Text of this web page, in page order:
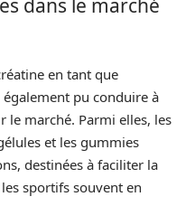
dans le marché
en tant que
pu conduire à
le marché. Parmi elles, les
et les gummies
destinées à faciliter la
sportifs souvent en